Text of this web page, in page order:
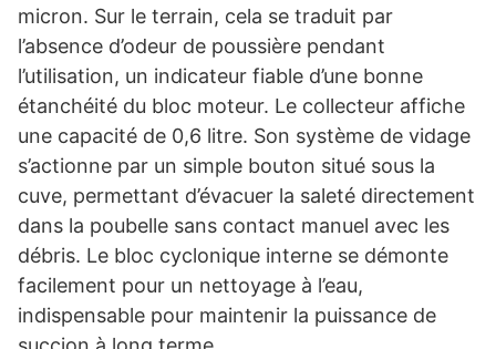
micron. Sur le terrain, cela se traduit par
l’absence d’odeur de poussière pendant
l’utilisation, un indicateur fiable d’une bonne
étanchéité du bloc moteur. Le collecteur affiche
une capacité de 0,6 litre. Son système de vidage
s’actionne par un simple bouton situé sous la
cuve, permettant d’évacuer la saleté directement
dans la poubelle sans contact manuel avec les
débris. Le bloc cyclonique interne se démonte
facilement pour un nettoyage à l’eau,
indispensable pour maintenir la puissance de